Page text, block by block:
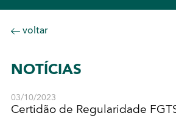
voltar
NOTÍCIAS
03/10/2023
Certidão de Regularidade